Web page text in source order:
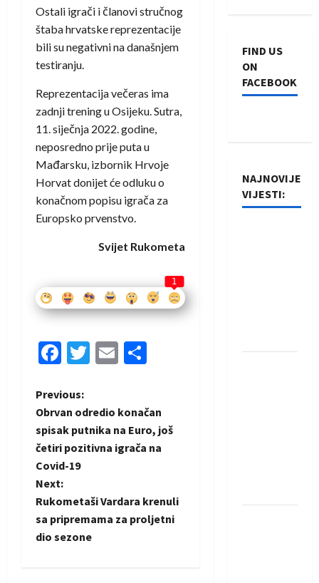
Ostali igrači i članovi stručnog
štaba hrvatske reprezentacije
bili su negativni na današnjem
testiranju.
Reprezentacija večeras ima
zadnji trening u Osijeku. Sutra,
11. siječnja 2022. godine,
neposredno prije puta u
Mađarsku, izbornik Hrvoje
Horvat donijet će odluku o
konačnom popisu igrača za
Europsko prvenstvo.
Svijet Rukometa
1
Facebook
Twitter
Email
P
o
s
t
n
a
Previous:
Obrvan odredio konačan
spisak putnika na Euro, još
četiri pozitivna igrača na
Covid-19
Next:
Rukometaši Vardara krenuli
sa pripremama za proljetni
dio sezone
FIND US
ON
FACEBOOK
NAJNOVIJE
VIJESTI: